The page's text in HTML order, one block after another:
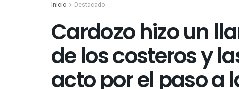
Inicio Destacado
Cardozo hizo un
de los costeros y
acto por el paso a